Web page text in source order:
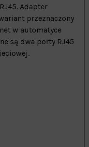
Adapter
przeznaczony
w automatyce
są dwa porty RJ45